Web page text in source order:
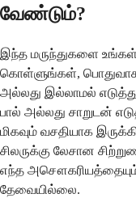
வேண்டும்?
இந்த மருந்துகளை உங்கள்
கொள்ளுங்கள்,
அல்லது இல்லாமல்
பால் அல்லது சாறுடன்
மிகவும் வசதியாக
சிலருக்கு லேசான
எந்த அசௌகரியத்தையும்
தேவையில்லை.